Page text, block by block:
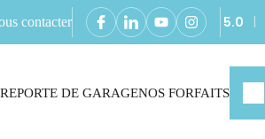
contacter 5.0
PORTE DE GARAGENOS FORFAITS